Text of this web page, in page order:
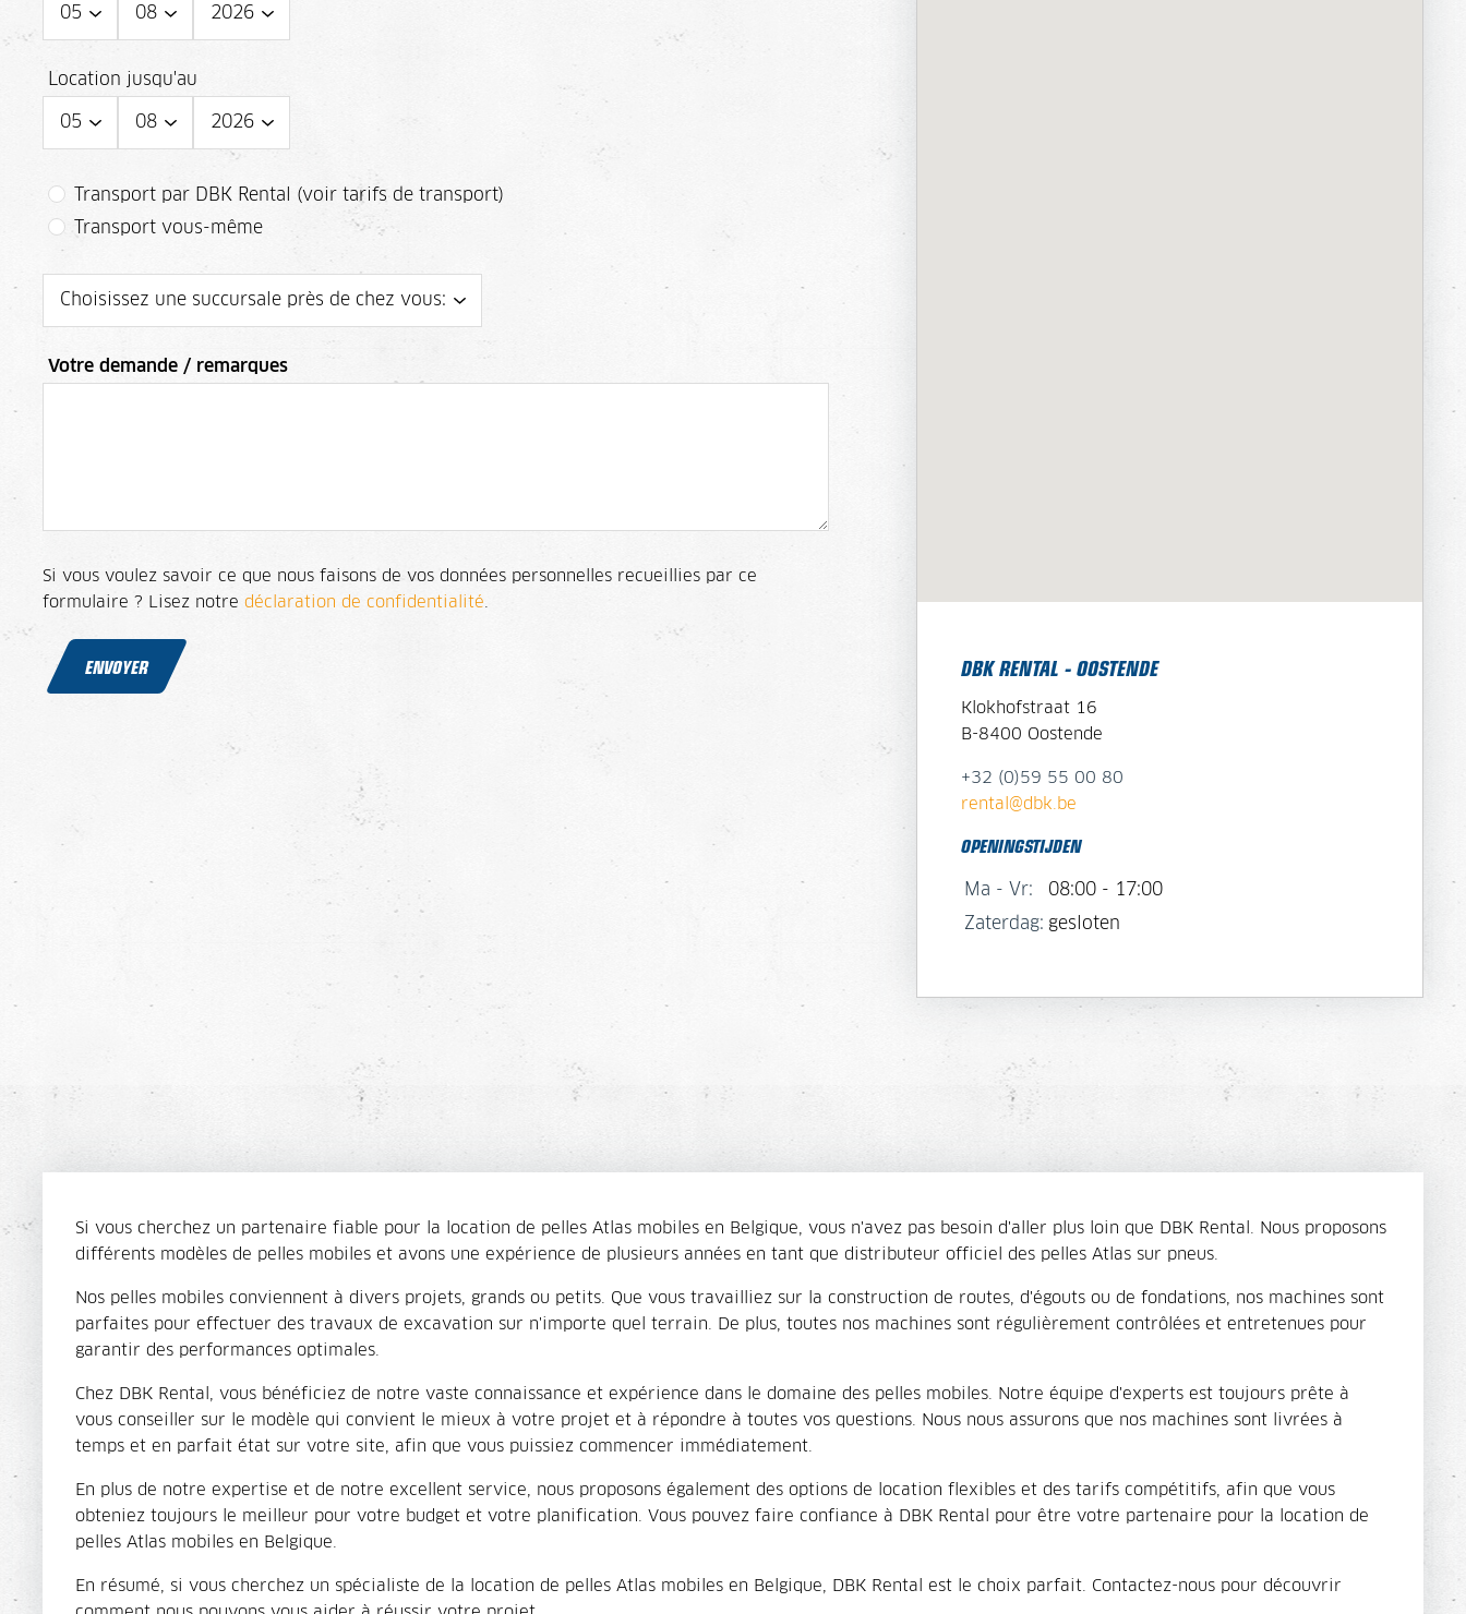
Location jusqu'au
Transport par DBK Rental (voir tarifs de transport)
Transport vous-même
Votre demande / remarques
Si vous voulez savoir ce que nous faisons de vos données personnelles recueillies par ce
formulaire ? Lisez notre déclaration de confidentialité
ENVOYER DBK RENTAL - OOSTENDE
Klokhofstraat 16
B-8400 Oostende
+32 (0)59 55 00 80
rental@dbk.be
OPENINGSTIJDEN
Ma - Vr:
08:00 - 17:00
Zaterdag: gesloten
Si vous cherchez un partenaire fiable pour la location de pelles Atlas mobiles en Belgique, vous n'avez pas besoin d'aller plus loin que DBK Rental. Nous proposons
différents modèles de pelles mobiles et avons une expérience de plusieurs années en tant que distributeur officiel des pelles Atlas sur pneus.
Nos pelles mobiles conviennent à divers projets, grands ou petits. Que vous travailliez sur la construction de routes, d'égouts ou de fondations, nos machines sont
parfaites pour effectuer des travaux de excavation sur n'importe quel terrain. De plus, toutes nos machines sont régulièrement contrôlées et entretenues pour
garantir des performances optimales.
Chez DBK Rental, vous bénéficiez de notre vaste connaissance et expérience dans le domaine des pelles mobiles. Notre équipe d'experts est toujours prête à
vous conseiller sur le modèle qui convient le mieux à votre projet et à répondre à toutes vos questions. Nous nous assurons que nos machines sont livrées à
temps et en parfait état sur votre site, afin que vous puissiez commencer immédiatement.
En plus de notre expertise et de notre excellent service, nous proposons également des options de location flexibles et des tarifs compétitifs, afin que vous
obteniez toujours le meilleur pour votre budget et votre planification. Vous pouvez faire confiance à DBK Rental pour être votre partenaire pour la location de
pelles Atlas mobiles en Belgique.
En résumé, si vous cherchez un spécialiste de la location de pelles Atlas mobiles en Belgique, DBK Rental est le choix parfait. Contactez-nous pour découvrir